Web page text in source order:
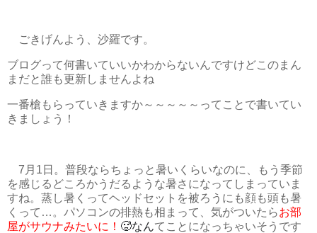
ごきげんよう、沙羅です。
ブログって何書いていいかわからないんですけどこのまん
まだと誰も更新しませんよね
一番槍もらっていきますか～～～～～ってことで書いてい
きましょう！
7月1日。普段ならちょっと暑いくらいなのに、もう季節
を感じるどころかうだるような暑さになってしまっていま
すね。蒸し暑くってヘッドセットを被ろうにも顔も頭も暑
くって…。パソコンの排熱も相まって、気がついたらお部
屋がサウナみたいに！ 🥵なんてことになっちゃいそうです